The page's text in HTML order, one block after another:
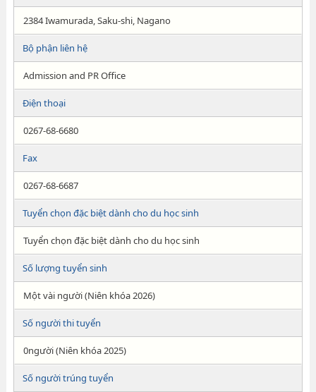
2384 Iwamurada, Saku-shi, Nagano
Bộ phận liên hệ
Admission and PR Office
Điện thoại
0267-68-6680
Fax
0267-68-6687
Tuyển chọn đặc biệt dành cho du học sinh
Tuyển chọn đặc biệt dành cho du học sinh
Số lượng tuyển sinh
Một vài người (Niên khóa 2026)
Số người thi tuyển
0người (Niên khóa 2025)
Số người trúng tuyển